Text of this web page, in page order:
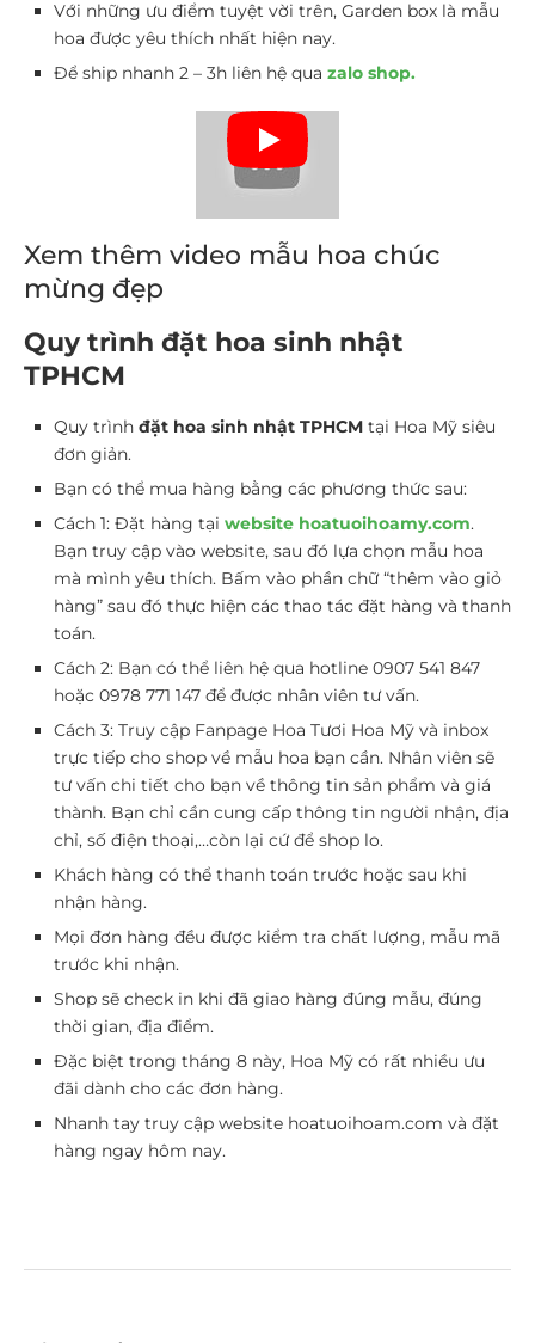
Với những ưu điểm tuyệt vời trên, Garden box là mẫu
hoa được yêu thích nhất hiện nay.
Để ship nhanh 2 – 3h liên hệ qua zalo shop.
Xem thêm video mẫu hoa chúc
mừng đẹp
Quy trình đặt hoa sinh nhật
TPHCM
Quy trình đặt hoa sinh nhật TPHCM tại Hoa Mỹ siêu
đơn giản.
Bạn có thể mua hàng bằng các phương thức sau:
Cách 1: Đặt hàng tại website hoatuoihoamy.com.
Bạn truy cập vào website, sau đó lựa chọn mẫu hoa
mà mình yêu thích. Bấm vào phần chữ “thêm vào giỏ
hàng” sau đó thực hiện các thao tác đặt hàng và thanh
toán.
Cách 2: Bạn có thể liên hệ qua hotline 0907 541 847
hoặc 0978 771 147 để được nhân viên tư vấn.
Cách 3: Truy cập Fanpage Hoa Tươi Hoa Mỹ và inbox
trực tiếp cho shop về mẫu hoa bạn cần. Nhân viên sẽ
tư vấn chi tiết cho bạn về thông tin sản phẩm và giá
thành. Bạn chỉ cần cung cấp thông tin người nhận, địa
chỉ, số điện thoại,…còn lại cứ để shop lo.
Khách hàng có thể thanh toán trước hoặc sau khi
nhận hàng.
Mọi đơn hàng đều được kiểm tra chất lượng, mẫu mã
trước khi nhận.
Shop sẽ check in khi đã giao hàng đúng mẫu, đúng
thời gian, địa điểm.
Đặc biệt trong tháng 8 này, Hoa Mỹ có rất nhiều ưu
đãi dành cho các đơn hàng.
Nhanh tay truy cập website hoatuoihoam.com và đặt
hàng ngay hôm nay.